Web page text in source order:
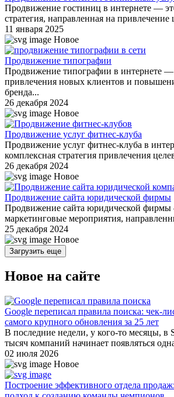
Продвижение гостиниц в интернете —
стратегия, направленная на привлечение
11 января 2025
Новое
Продвижение типографии
Продвижение типографии в интернете —
привлечения новых клиентов и
бренда...
26 декабря 2024
Новое
Продвижение услуг фитнес-клуба
Продвижение услуг фитнес-клуба в
комплексная стратегия привлечения
26 декабря 2024
Новое
Продвижение сайта юридической фирмы
Продвижение сайта юридической
маркетинговые мероприятия,
25 декабря 2024
Новое
Загрузить еще
Новое на сайте
Google переписал правила поиска: чек-
самого крупного обновления за 25 лет
В последние недели, у кого-то месяцы, в
тысяч компаний начинает появляться
02 июля 2026
Новое
Построение эффективного отдела